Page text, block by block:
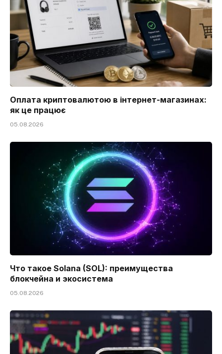
Оплата криптовалютою в інтернет-магазинах:
як це працює
05.08.2026
Что такое Solana (SOL): преимущества
блокчейна и экосистема
05.08.2026